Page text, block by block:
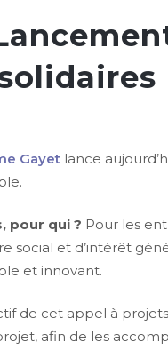
Gayet lance
pour qui ? Pour les
social et d’intérêt
et innovant.
de cet appel à
afin de les